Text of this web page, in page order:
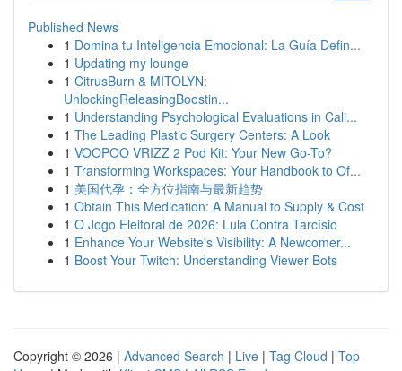
Published News
1 Domina tu Inteligencia Emocional: La Guía Defin...
1 Updating my lounge
1 CitrusBurn & MITOLYN:
UnlockingReleasingBoostin...
1 Understanding Psychological Evaluations in Cali...
1 The Leading Plastic Surgery Centers: A Look
1 VOOPOO VRIZZ 2 Pod Kit: Your New Go-To?
1 Transforming Workspaces: Your Handbook to Of...
1 美国代孕：全方位指南与最新趋势
1 Obtain This Medication: A Manual to Supply & Cost
1 O Jogo Eleitoral de 2026: Lula Contra Tarcísio
1 Enhance Your Website's Visibility: A Newcomer...
1 Boost Your Twitch: Understanding Viewer Bots
Copyright © 2026 | Advanced Search | Live | Tag Cloud | Top